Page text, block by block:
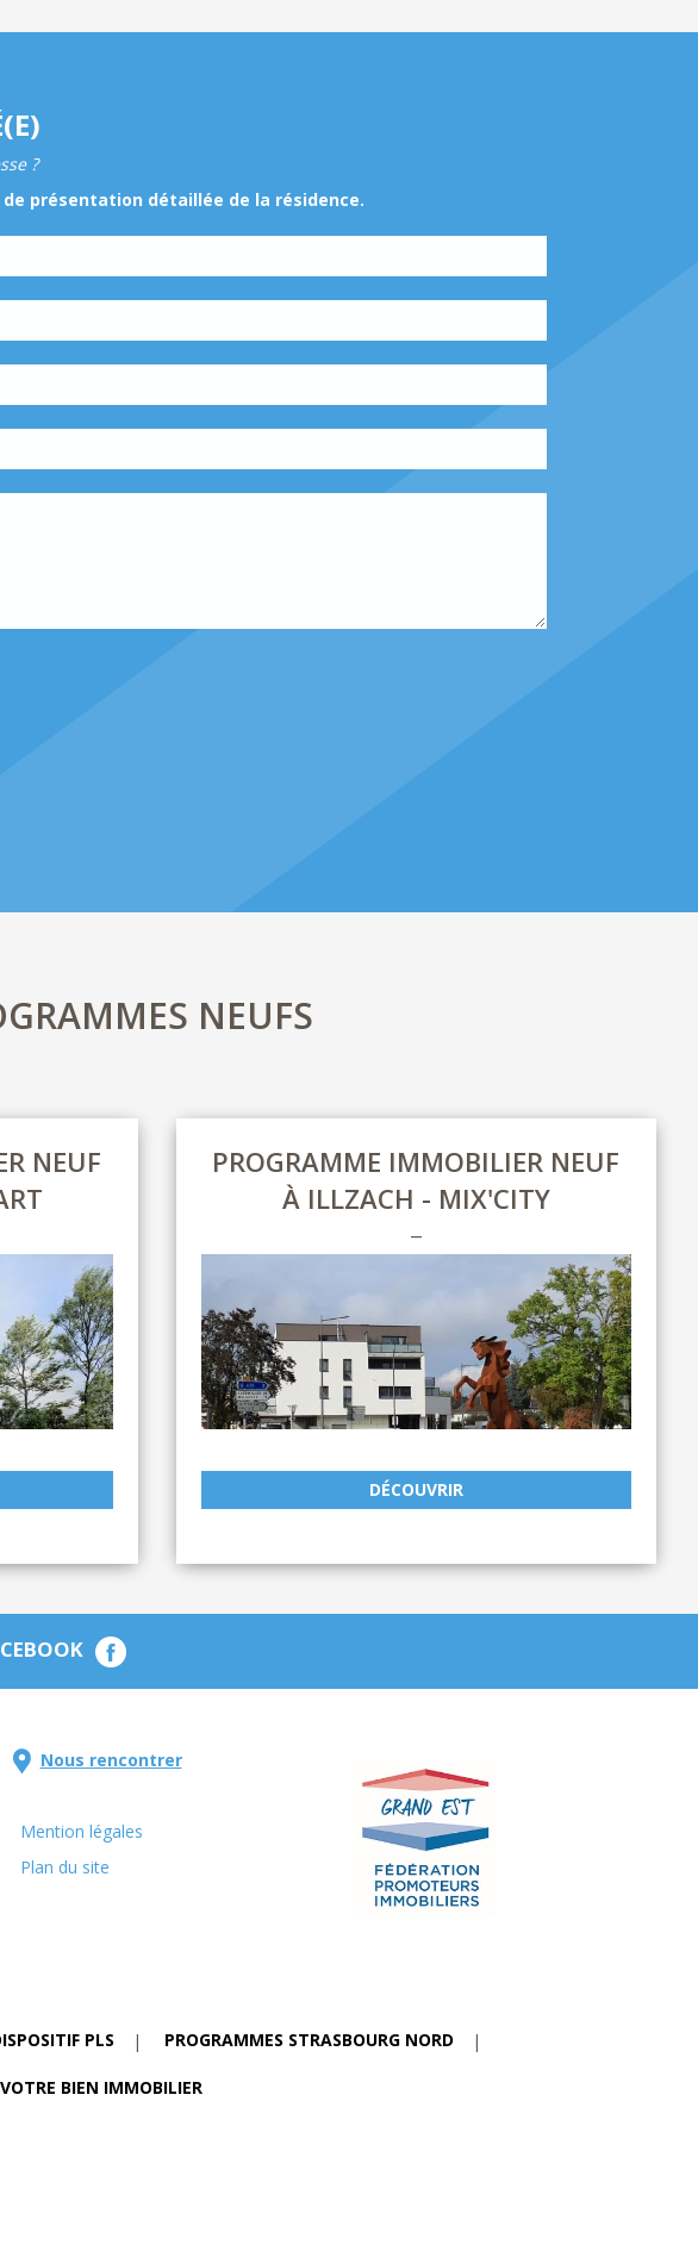
?
présentation détaillée de la résidence.
NEUFS
NEUF
PROGRAMME IMMOBILIER NEUF
À ILLZACH - MIX'CITY
DÉCOUVRIR
Nous rencontrer
Mention légales
Plan du site
PLS PROGRAMMES STRASBOURG NORD
BIEN IMMOBILIER
les réglementations. Personnalisez vos préférences pour contrôler la manière dont